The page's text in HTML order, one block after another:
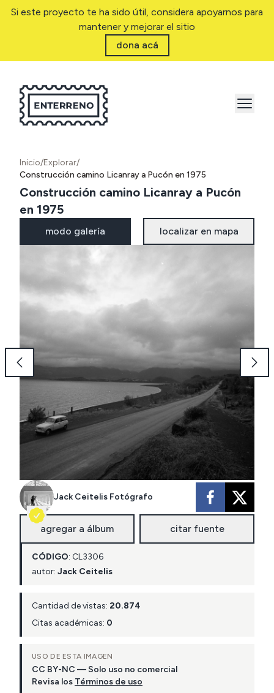
Si este proyecto te ha sido útil, considera apoyarnos para
mantener y mejorar el sitio
dona acá
Inicio/Explorar/
Construcción camino Licanray a Pucón en 1975
Construcción camino Licanray a Pucón
en 1975
modo galería localizar en mapa
Jack Ceitelis Fotógrafo
agregar a álbum citar fuente
CÓDIGO: CL3306
autor: Jack Ceitelis
Cantidad de vistas: 20.874
Citas académicas: 0
USO DE ESTA IMAGEN
CC BY-NC — Solo uso no comercial
Revisa los Términos de uso